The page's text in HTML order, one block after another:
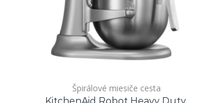
Špirálové miesiče cesta
KitchenAid Robot Heavy Duty,